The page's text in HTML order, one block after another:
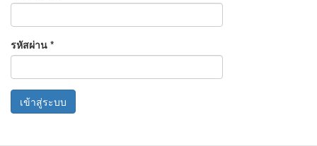
รหัสผ่าน *
เข้าสู่ระบบ